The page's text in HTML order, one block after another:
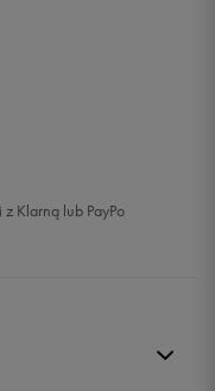
Klarną lub PayPo